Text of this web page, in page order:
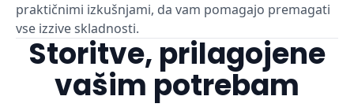
praktičnimi izkušnjami, da vam pomagajo premagati
vse izzive skladnosti.
Storitve, prilagojene
vašim potrebam